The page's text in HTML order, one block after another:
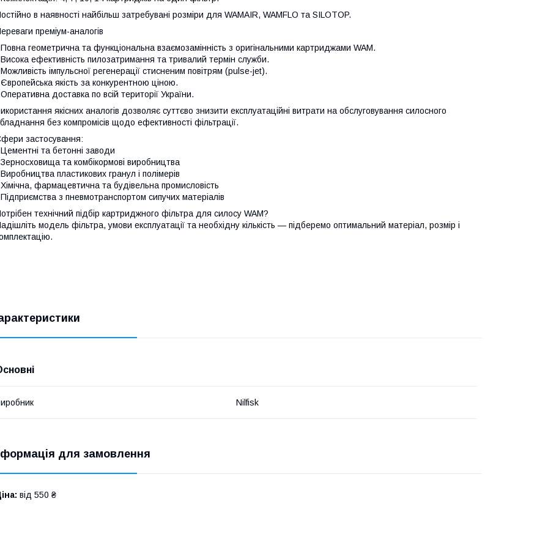
в наявності найбільш затребувані розміри для WAMAIR, WAMFLO та SILOTOP.
преміум-аналогів
геометрична та функціональна взаємозамінність з оригінальними картриджами WAM.
ефективність пилозатримання та тривалий термін служби.
імпульсної регенерації стисненим повітрям (pulse-jet).
якість за конкурентною ціною.
доставка по всій території України.
якісних аналогів дозволяє суттєво знизити експлуатаційні витрати на обслуговування силосного
без компромісів щодо ефективності фільтрації.
застосування:
та бетонні заводи
та комбікормові виробництва
пластикових гранул і полімерів
фармацевтична та будівельна промисловість
з пневмотранспортом сипучих матеріалів
технічний підбір картриджного фільтра для силосу WAM?
модель фільтра, умови експлуатації та необхідну кількість — підберемо оптимальний матеріал, розмір і
Nilfisk
для замовлення
від 550 ₴